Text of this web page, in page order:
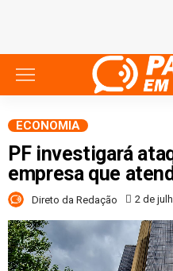
ECONOMIA
PF investigará
empresa que
Direto da Redação 2 de